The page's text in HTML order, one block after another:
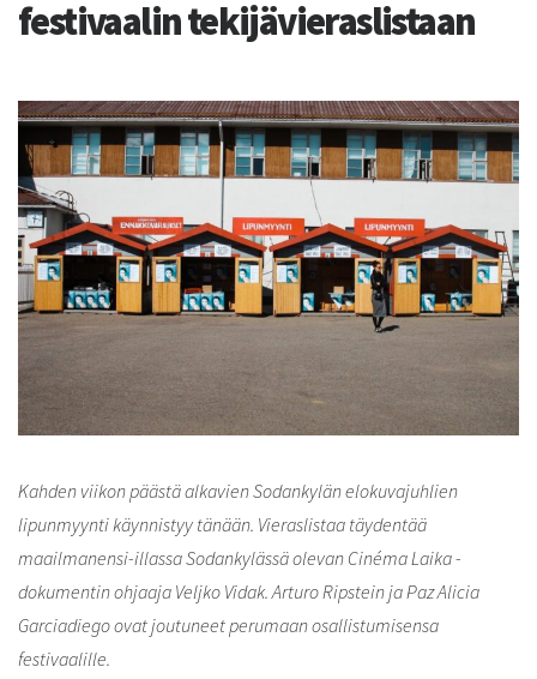
festivaalin tekijävieraslistaan
Kahden viikon päästä alkavien Sodankylän elokuvajuhlien
lipunmyynti käynnistyy tänään. Vieraslistaa täydentää
maailmanensi-illassa Sodankylässä olevan Cinéma Laika -
dokumentin ohjaaja Veljko Vidak. Arturo Ripstein ja Paz Alicia
Garciadiego ovat joutuneet perumaan osallistumisensa
festivaalille.